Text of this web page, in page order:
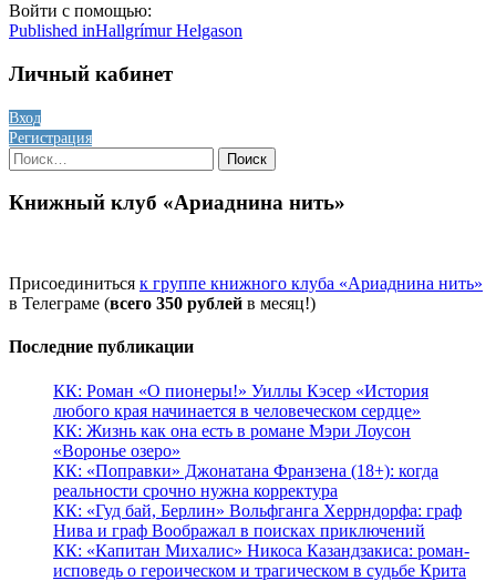
Войти с помощью:
Навигация
по
Published inHallgrímur Helgason
Личный кабинет
Вход
Регистрация
Найти:
Книжный клуб «Ариаднина нить»
Присоединиться к группе книжного клуба «Ариаднина нить»
в Телеграме (всего 350 рублей в месяц!)
Последние публикации
КК: Роман «О пионеры!» Уиллы Кэсер «История
любого края начинается в человеческом сердце»
КК: Жизнь как она есть в романе Мэри Лоусон
«Воронье озеро»
КК: «Поправки» Джонатана Франзена (18+): когда
реальности срочно нужна корректура
КК: «Гуд бай, Берлин» Вольфганга Херрндорфа: граф
Нива и граф Воображал в поисках приключений
КК: «Капитан Михалис» Никоса Казандзакиса: роман-
исповедь о героическом и трагическом в судьбе Крита